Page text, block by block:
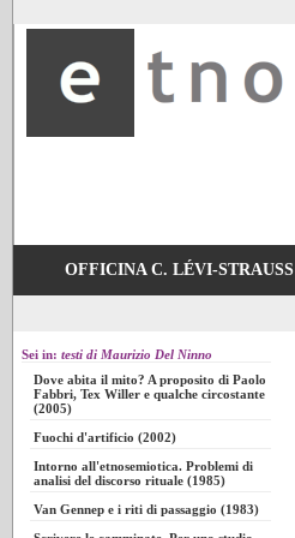
OFFICINA C. LÉVI-STRAUSS
Sei in: testi di Maurizio Del Ninno
Dove abita il mito? A proposito di Paolo
Fabbri, Tex Willer e qualche circostante
(2005)
Fuochi d'artificio (2002)
Intorno all'etnosemiotica. Problemi di
analisi del discorso rituale (1985)
Van Gennep e i riti di passaggio (1983)